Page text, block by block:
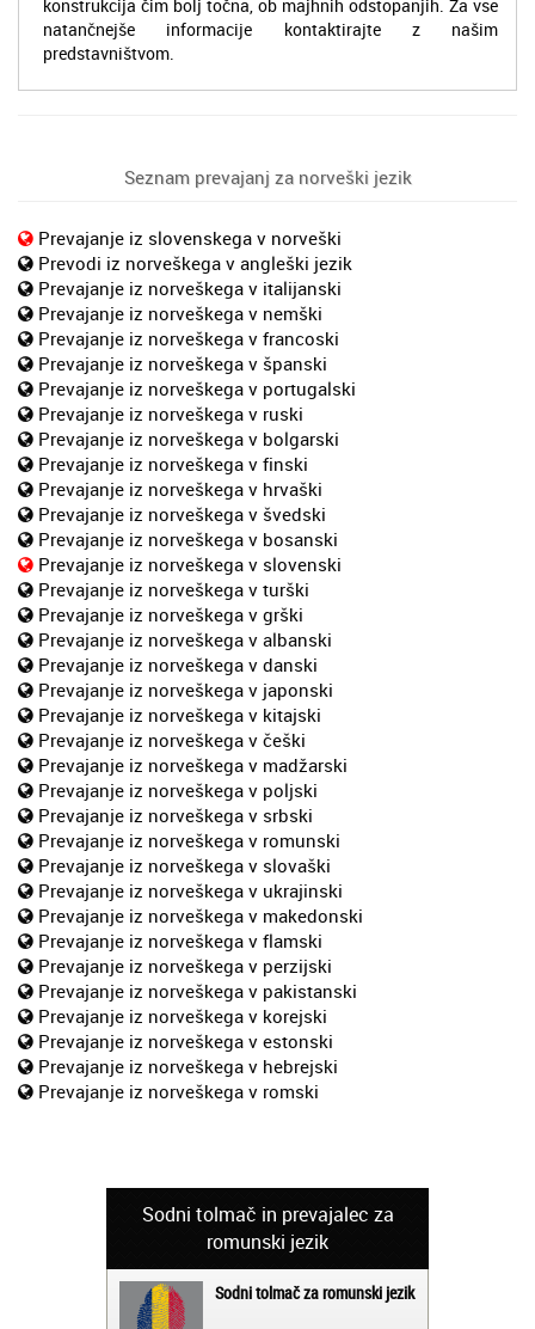
konstrukcija čim bolj točna, ob majhnih odstopanjih. Za vse
natančnejše informacije kontaktirajte z našim
predstavništvom.
Seznam prevajanj za norveški jezik
Prevajanje iz slovenskega v norveški
Prevodi iz norveškega v angleški jezik
Prevajanje iz norveškega v italijanski
Prevajanje iz norveškega v nemški
Prevajanje iz norveškega v francoski
Prevajanje iz norveškega v španski
Prevajanje iz norveškega v portugalski
Prevajanje iz norveškega v ruski
Prevajanje iz norveškega v bolgarski
Prevajanje iz norveškega v finski
Prevajanje iz norveškega v hrvaški
Prevajanje iz norveškega v švedski
Prevajanje iz norveškega v bosanski
Prevajanje iz norveškega v slovenski
Prevajanje iz norveškega v turški
Prevajanje iz norveškega v grški
Prevajanje iz norveškega v albanski
Prevajanje iz norveškega v danski
Prevajanje iz norveškega v japonski
Prevajanje iz norveškega v kitajski
Prevajanje iz norveškega v češki
Prevajanje iz norveškega v madžarski
Prevajanje iz norveškega v poljski
Prevajanje iz norveškega v srbski
Prevajanje iz norveškega v romunski
Prevajanje iz norveškega v slovaški
Prevajanje iz norveškega v ukrajinski
Prevajanje iz norveškega v makedonski
Prevajanje iz norveškega v flamski
Prevajanje iz norveškega v perzijski
Prevajanje iz norveškega v pakistanski
Prevajanje iz norveškega v korejski
Prevajanje iz norveškega v estonski
Prevajanje iz norveškega v hebrejski
Prevajanje iz norveškega v romski
Sodni tolmač in prevajalec za
romunski jezik
Sodni tolmač za romunski jezik